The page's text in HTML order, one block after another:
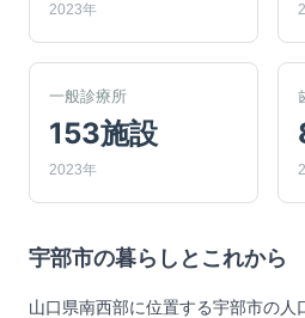
2023年
一般診療所
153施設
2023年
宇部市の暮らしとこれから
山口県南西部に位置する宇部市の